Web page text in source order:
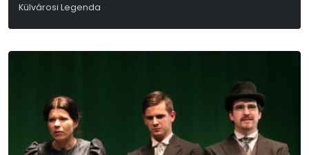
Külvárosi Legenda